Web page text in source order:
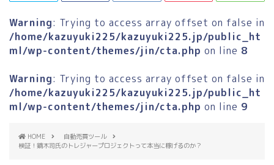
Warning: Trying to access array offset on false in
/home/kazuyuki225/kazuyuki225.jp/public_ht
ml/wp-content/themes/jin/cta.php on line 8
Warning: Trying to access array offset on false in
/home/kazuyuki225/kazuyuki225.jp/public_ht
ml/wp-content/themes/jin/cta.php on line 9
HOME
自動売買ツール
検証！鏑木司氏のトレジャープロジェクトって本当に稼げるのか？